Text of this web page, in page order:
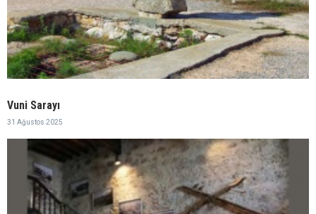
Vuni Sarayı
31 Ağustos 2025